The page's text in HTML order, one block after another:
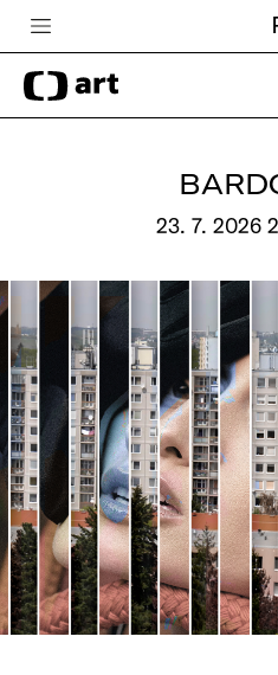
Česká televize
Zpravodajství
Pro děti
edu
Vše o ČT
23. 7. 2026